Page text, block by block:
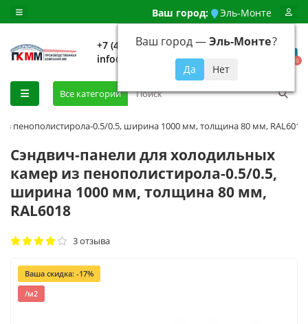
Ваш город: Эль-Монте
Ваш город —Эль-Монте?
+7 (499) 648-92-94
info@evroshtaketnikmoskva.ru
0
Все категории
пенополистирола-0.5/0.5, ширина 1000 мм, толщина 80 мм, RAL6018
Сэндвич-панели для холодильных
камер из пенополистирола-0.5/0.5,
ширина 1000 мм, толщина 80 мм,
RAL6018
3 отзыва
Ваша скидка: -17%
/м2